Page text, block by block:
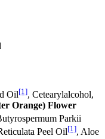
Oil[1], Cetearylalcohol,
Orange) Flower
Parkii
Peel Oil[1], Aloe